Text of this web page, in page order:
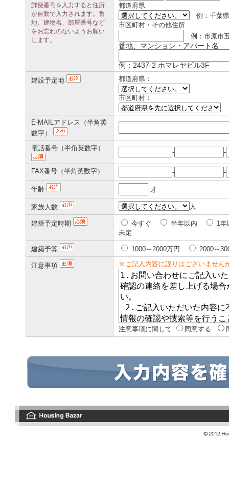
郵便番号を入力すると住所
が自動で入力されます。番
地、建物名、部屋番号など
をお忘れのないようお願い
します。
都道府県
例：千葉県
市区町村・その他住所
例：市原市
番地、マンション・アパート名
例：2437-2 ホマレヤビル3F
建設予定地 都道府県：
市区町村：
E-MAILアドレス（半角英
数字）
電話番号（半角英数字）
- -
FAX番号（半角英数字） - -
年齢 才
家族人数 人
建築予定時期 今すぐ 半年以内
1年
未定
建築予算 1000～2000万円 2000～
注意事項 ※ご記入内容に誤りはございません
注意事項に関して 同意する